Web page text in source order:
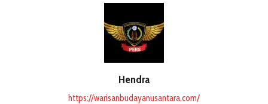
Hendra
https://warisanbudayanusantara.com/